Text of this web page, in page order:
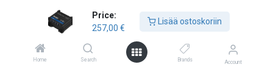
Price:
257,00 €
Lisää ostoskoriin
Home Search Brands Account
Käyttöohje Teltonika tuoteluettelo
257,00